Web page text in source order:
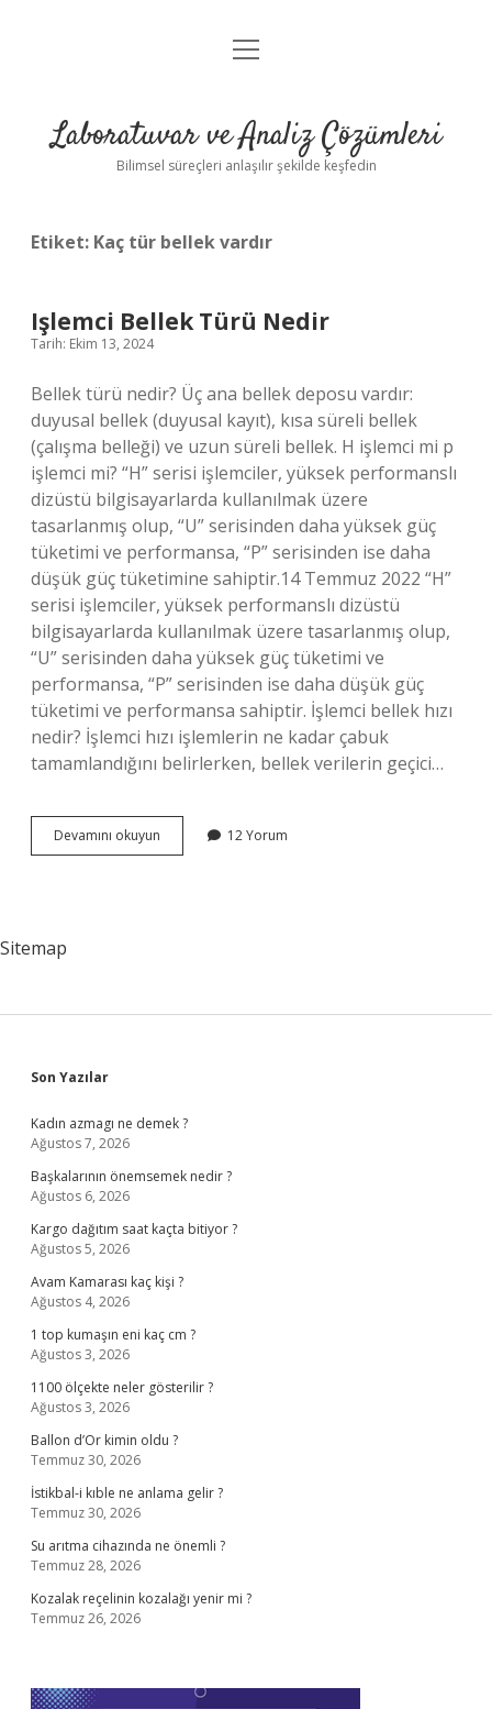
Anasayfa
Yasal Uyarı
menüyü
Laboratuvar ve Analiz Çözümleri
Bilimsel süreçleri anlaşılır şekilde keşfedin
Etiket: Kaç tür bellek vardır
Işlemci Bellek Türü Nedir
Tarih: Ekim 13, 2024
Bellek türü nedir? Üç ana bellek deposu vardır:
duyusal bellek (duyusal kayıt), kısa süreli bellek
(çalışma belleği) ve uzun süreli bellek. H işlemci mi p
işlemci mi? “H” serisi işlemciler, yüksek performanslı
dizüstü bilgisayarlarda kullanılmak üzere
tasarlanmış olup, “U” serisinden daha yüksek güç
tüketimi ve performansa, “P” serisinden ise daha
düşük güç tüketimine sahiptir.14 Temmuz 2022 “H”
serisi işlemciler, yüksek performanslı dizüstü
bilgisayarlarda kullanılmak üzere tasarlanmış olup,
“U” serisinden daha yüksek güç tüketimi ve
performansa, “P” serisinden ise daha düşük güç
tüketimi ve performansa sahiptir. İşlemci bellek hızı
nedir? İşlemci hızı işlemlerin ne kadar çabuk
tamamlandığını belirlerken, bellek verilerin geçici…
Devamını okuyun
Bellek
12 Yorum
Sitemap
Sidebar
Son Yazılar
Kadın azmagı ne demek ?
Ağustos 7, 2026
Başkalarının önemsemek nedir ?
Ağustos 6, 2026
Kargo dağıtım saat kaçta bitiyor ?
Ağustos 5, 2026
Avam Kamarası kaç kişi ?
Ağustos 4, 2026
1 top kumaşın eni kaç cm ?
Ağustos 3, 2026
1100 ölçekte neler gösterilir ?
Ağustos 3, 2026
Ballon d’Or kimin oldu ?
Temmuz 30, 2026
İstikbal-i kıble ne anlama gelir ?
Temmuz 30, 2026
Su arıtma cihazında ne önemli ?
Temmuz 28, 2026
Kozalak reçelinin kozalağı yenir mi ?
Temmuz 26, 2026